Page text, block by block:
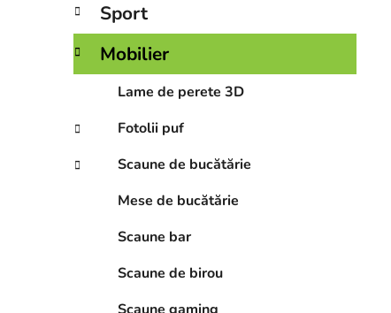
e
r
a
i
Sport
Mobilier
Lame de perete 3D
Fotolii puf
Scaune de bucătărie
Mese de bucătărie
Scaune bar
Scaune de birou